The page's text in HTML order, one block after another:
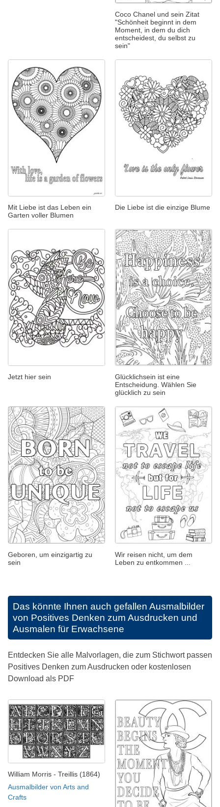
Coco Chanel und sein Zitat
"Schönheit beginnt in dem
Moment, in dem du dich
entscheidest, du selbst zu
sein"
Mit Liebe ist das Leben ein
Garten voller Blumen
Die Liebe ist die einzige Blume
Jetzt hier sein
Glücklichsein ist eine
Entscheidung. Wählen Sie
glücklich zu sein
Geboren, um einzigartig zu
sein
Wir reisen nicht, um dem
Leben zu entkommen ...
Das könnte Ihnen auch gefallen Ausmalbilder
von Positives Denken zum Ausdrucken und
Ausmalen für Erwachsene
Entdecken Sie alle Malvorlagen, die zum Stichwort passen
Positives Denken zum Ausdrucken oder kostenlosen
Download als PDF
William Morris - Treillis (1864)
Ausmalbilder von Arts and
Crafts